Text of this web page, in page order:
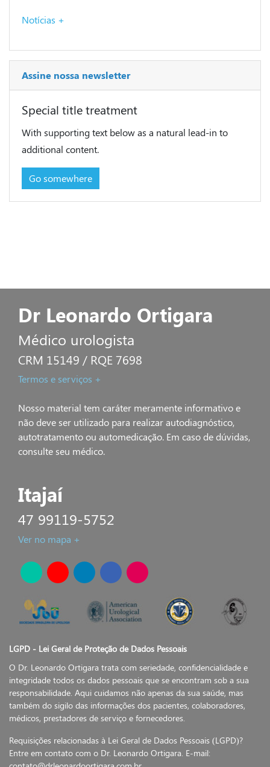
Notícias +
Assine nossa newsletter
Special title treatment
With supporting text below as a natural lead-in to
additional content.
Go somewhere
Dr Leonardo Ortigara
Médico urologista
CRM 15149 / RQE 7698
Termos e serviços +
Nosso material tem caráter meramente informativo e
não deve ser utilizado para realizar autodiagnóstico,
autotratamento ou automedicação. Em caso de dúvidas,
consulte seu médico.
Itajaí
47 99119-5752
Ver no mapa +
LGPD - Lei Geral de Proteção de Dados Pessoais
O Dr. Leonardo Ortigara trata com seriedade, confidencialidade e
integridade todos os dados pessoais que se encontram sob a sua
responsabilidade. Aqui cuidamos não apenas da sua saúde, mas
também do sigilo das informações dos pacientes, colaboradores,
médicos, prestadores de serviço e fornecedores.
Requisições relacionadas à Lei Geral de Dados Pessoais (LGPD)?
Entre em contato com o Dr. Leonardo Ortigara. E-mail: